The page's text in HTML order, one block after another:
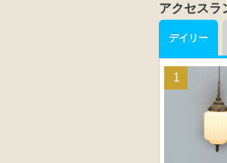
アクセスラ
デイリー